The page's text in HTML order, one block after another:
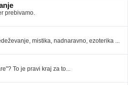
prebivamo.
mistika, nadnaravno, ezoterika ...
To je pravi kraj za to...